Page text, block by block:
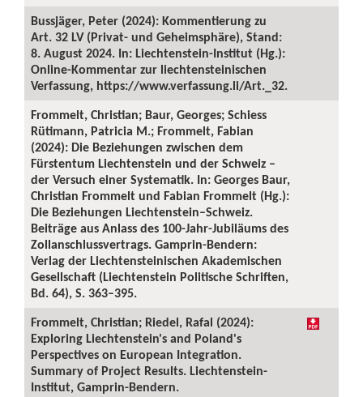
Bussjäger, Peter (2024): Kommentierung zu
Art. 32 LV (Privat- und Geheimsphäre), Stand:
8. August 2024. In: Liechtenstein-Institut (Hg.):
Online-Kommentar zur liechtensteinischen
Verfassung, https://www.verfassung.li/Art._32.
Frommelt, Christian; Baur, Georges; Schiess
Rütimann, Patricia M.; Frommelt, Fabian
(2024): Die Beziehungen zwischen dem
Fürstentum Liechtenstein und der Schweiz –
der Versuch einer Systematik. In: Georges Baur,
Christian Frommelt und Fabian Frommelt (Hg.):
Die Beziehungen Liechtenstein–Schweiz.
Beiträge aus Anlass des 100-Jahr-Jubiläums des
Zollanschlussvertrags. Gamprin-Bendern:
Verlag der Liechtensteinischen Akademischen
Gesellschaft (Liechtenstein Politische Schriften,
Bd. 64), S. 363–395.
Frommelt, Christian; Riedel, Rafal (2024):
Exploring Liechtenstein's and Poland's
Perspectives on European Integration.
Summary of Project Results. Liechtenstein-
Institut, Gamprin-Bendern.